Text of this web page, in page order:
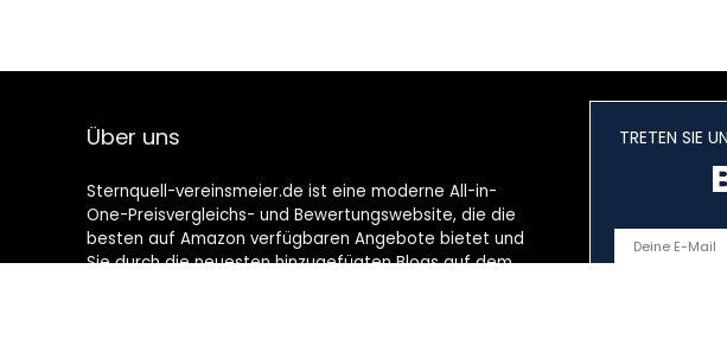
Über uns
Sternquell-vereinsmeier.de ist eine moderne All-in-
One-Preisvergleichs- und Bewertungswebsite, die die
besten auf Amazon verfügbaren Angebote bietet und
Sie durch die neuesten hinzugefügten Blogs auf dem
TRETEN SIE